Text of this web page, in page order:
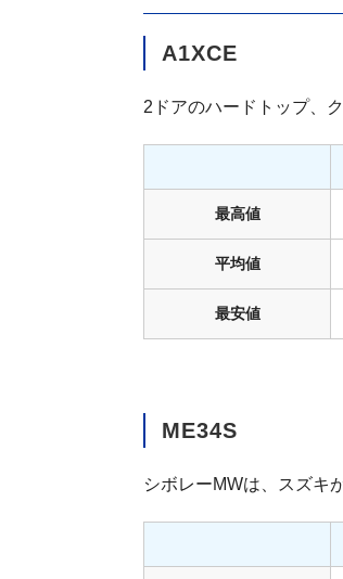
A1XCE
2ドアのハードトップ、
最高値
平均値
最安値
ME34S
シボレーMWは、スズキ